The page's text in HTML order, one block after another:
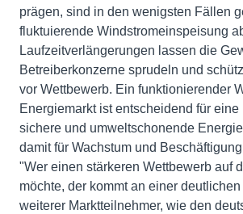
prägen, sind in den wenigsten Fällen
fluktuierende Windstromeinspeisung
Laufzeitverlängerungen lassen die
Betreiberkonzerne sprudeln und
vor Wettbewerb. Ein funktionierender
Energiemarkt ist entscheidend für eine
sichere und umweltschonende
damit für Wachstum und
"Wer einen stärkeren Wettbewerb auf
möchte, der kommt an einer
weiterer Marktteilnehmer, wie den